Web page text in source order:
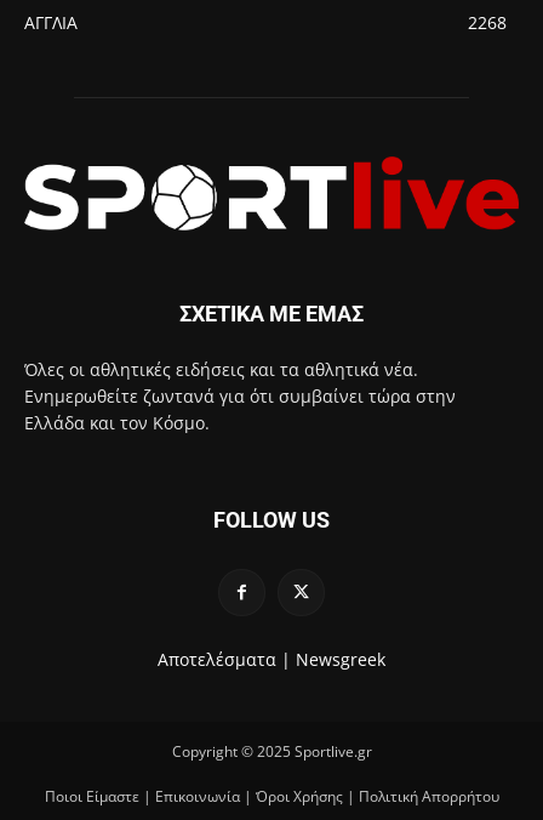
ΑΓΓΛΙΑ
2268
ΣΧΕΤΙΚΑ ΜΕ ΕΜΑΣ
Όλες οι αθλητικές ειδήσεις και τα αθλητικά νέα.
Ενημερωθείτε ζωντανά για ότι συμβαίνει τώρα στην
Ελλάδα και τον Κόσμο.
FOLLOW US
Αποτελέσματα | Newsgreek
Copyright © 2025 Sportlive.gr
Ποιοι Είμαστε| Επικοινωνία| Όροι Χρήσης| Πολιτική Απορρήτου